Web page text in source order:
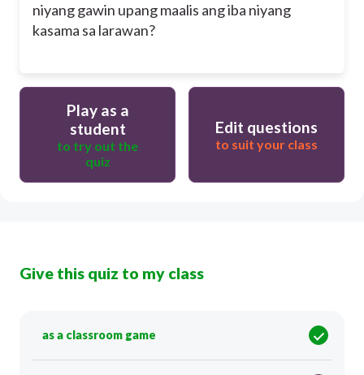
niyang gawin upang maalis ang iba niyang
kasama sa larawan?
Play as a
student
to try out the
quiz
Edit questions
to suit your class
Give this quiz to my class
as a classroom game